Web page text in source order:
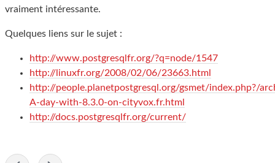
vraiment intéressante.
Quelques liens sur le sujet :
http://www.postgresqlfr.org/?q=node/1547
http://linuxfr.org/2008/02/06/23663.html
http://people.planetpostgresql.org/gsmet/index.php?/
A-day-with-8.3.0-on-cityvox.fr.html
http://docs.postgresqlfr.org/current/